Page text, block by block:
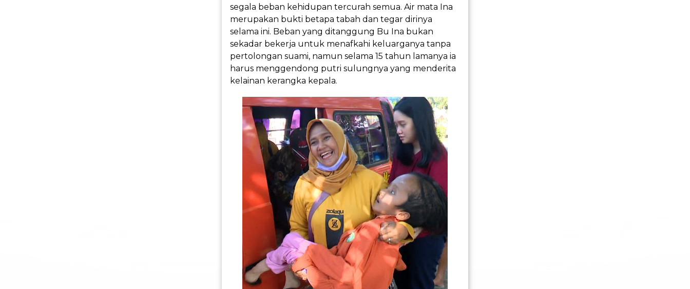
segala beban kehidupan tercurah semua. Air mata Ina
merupakan bukti betapa tabah dan tegar dirinya
selama ini. Beban yang ditanggung Bu Ina bukan
sekadar bekerja untuk menafkahi keluarganya tanpa
pertolongan suami, namun selama 15 tahun lamanya ia
harus menggendong putri sulungnya yang menderita
kelainan kerangka kepala.